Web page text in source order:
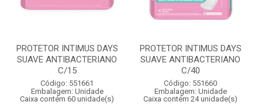
PROTETOR INTIMUS DAYS
SUAVE ANTIBACTERIANO
C/15
Código: 551661
Embalagem: Unidade
Caixa contém 60 unidade(s)
PROTETOR INTIMUS DAYS
SUAVE ANTIBACTERIANO
C/40
Código: 551660
Embalagem: Unidade
Caixa contém 24 unidade(s)